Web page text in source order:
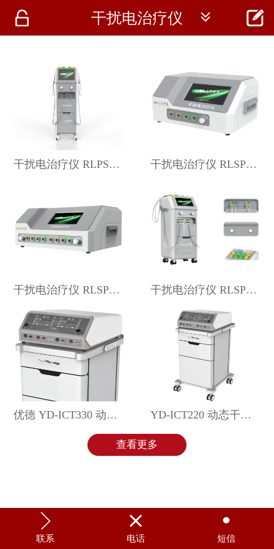
 首页
仪器
医疗资讯
 干扰电治疗仪  
干扰电治疗仪 RLPS205 干扰电治疗仪 RLSP204
干扰电治疗仪 RLSP203 干扰电治疗仪 RLSP202
优德 YD-ICT330 动态干扰电治疗仪 YD-ICT220 动态干扰电治疗仪 优德
查看更多

联系

电话

短信